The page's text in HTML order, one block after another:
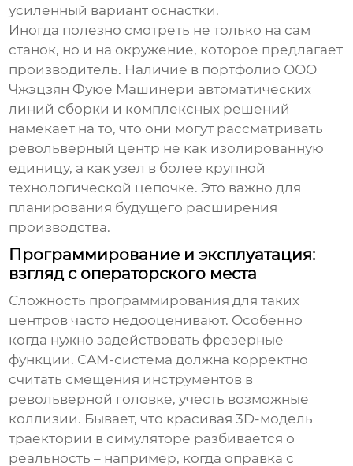
усиленный вариант оснастки.
Иногда полезно смотреть не только на сам
станок, но и на окружение, которое предлагает
производитель. Наличие в портфолио ООО
Чжэцзян Фуюе Машинери автоматических
линий сборки и комплексных решений
намекает на то, что они могут рассматривать
револьверный центр не как изолированную
единицу, а как узел в более крупной
технологической цепочке. Это важно для
планирования будущего расширения
производства.
Программирование и эксплуатация:
взгляд с операторского места
Сложность программирования для таких
центров часто недооценивают. Особенно
когда нужно задействовать фрезерные
функции. CAM-система должна корректно
считать смещения инструментов в
револьверной головке, учесть возможные
коллизии. Бывает, что красивая 3D-модель
траектории в симуляторе разбивается о
реальность – например, когда оправка с